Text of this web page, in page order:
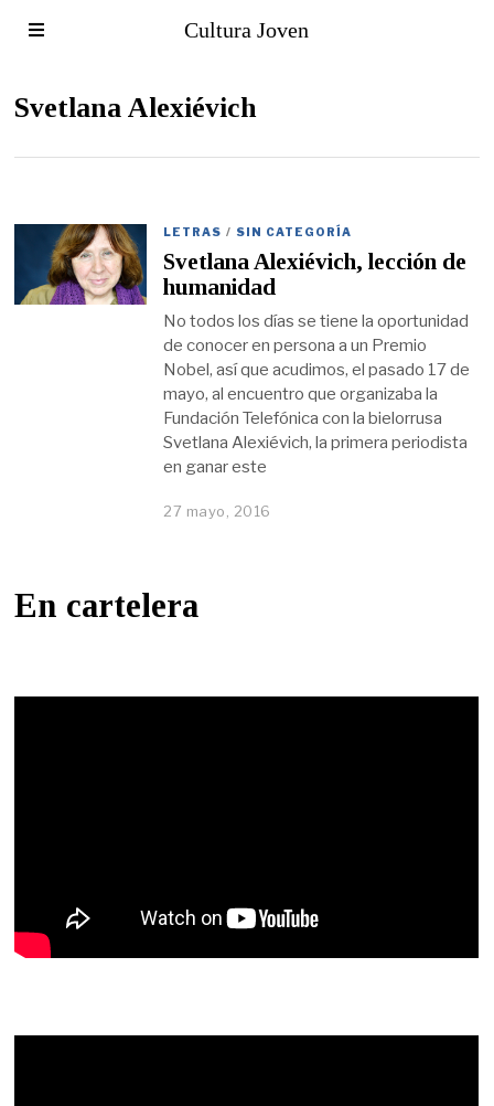
Cultura Joven
Svetlana Alexiévich
LETRAS / SIN CATEGORÍA
Svetlana Alexiévich, lección de
humanidad
No todos los días se tiene la oportunidad
de conocer en persona a un Premio
Nobel, así que acudimos, el pasado 17 de
mayo, al encuentro que organizaba la
Fundación Telefónica con la bielorrusa
Svetlana Alexiévich, la primera periodista
en ganar este
27 mayo, 2016
En cartelera